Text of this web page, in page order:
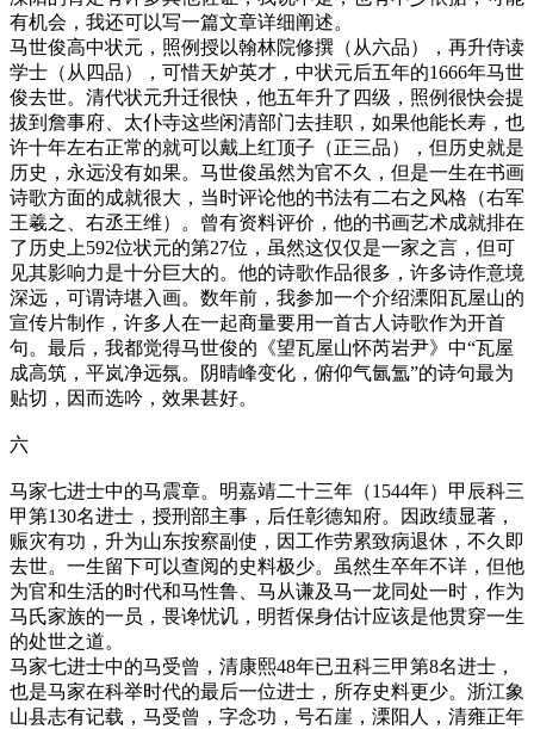
有机会，我还可以写一篇文章详细阐述。
马世俊高中状元，照例授以翰林院修撰（从六品），再升侍读
学士（从四品），可惜天妒英才，中状元后五年的1666年马世
俊去世。清代状元升迁很快，他五年升了四级，照例很快会提
拔到詹事府、太仆寺这些闲清部门去挂职，如果他能长寿，也
许十年左右正常的就可以戴上红顶子（正三品），但历史就是
历史，永远没有如果。马世俊虽然为官不久，但是一生在书画
诗歌方面的成就很大，当时评论他的书法有二右之风格（右军
王羲之、右丞王维）。曾有资料评价，他的书画艺术成就排在
了历史上592位状元的第27位，虽然这仅仅是一家之言，但可
见其影响力是十分巨大的。他的诗歌作品很多，许多诗作意境
深远，可谓诗堪入画。数年前，我参加一个介绍溧阳瓦屋山的
宣传片制作，许多人在一起商量要用一首古人诗歌作为开首
句。最后，我都觉得马世俊的《望瓦屋山怀芮岩尹》中“瓦屋
成高筑，平岚净远氛。阴晴峰变化，俯仰气氤氲”的诗句最为
贴切，因而选吟，效果甚好。
六
马家七进士中的马震章。明嘉靖二十三年（1544年）甲辰科三
甲第130名进士，授刑部主事，后任彰德知府。因政绩显著，
赈灾有功，升为山东按察副使，因工作劳累致病退休，不久即
去世。一生留下可以查阅的史料极少。虽然生卒年不详，但他
为官和生活的时代和马性鲁、马从谦及马一龙同处一时，作为
马氏家族的一员，畏谗忧讥，明哲保身估计应该是他贯穿一生
的处世之道。
马家七进士中的马受曾，清康熙48年已丑科三甲第8名进士，
也是马家在科举时代的最后一位进士，所存史料更少。浙江象
山县志有记载，马受曾，字念功，号石崖，溧阳人，清雍正年